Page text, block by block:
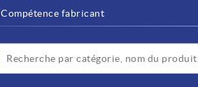
Compétence fabricant